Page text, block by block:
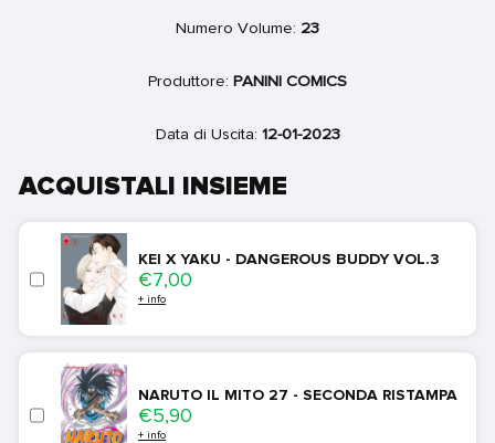
Numero Volume: 23
Produttore: PANINI COMICS
Data di Uscita: 12-01-2023
ACQUISTALI INSIEME
KEI X YAKU - DANGEROUS BUDDY VOL.3
Price
€7,00
+ info
NARUTO IL MITO 27 - SECONDA RISTAMPA
Price
€5,90
+ info